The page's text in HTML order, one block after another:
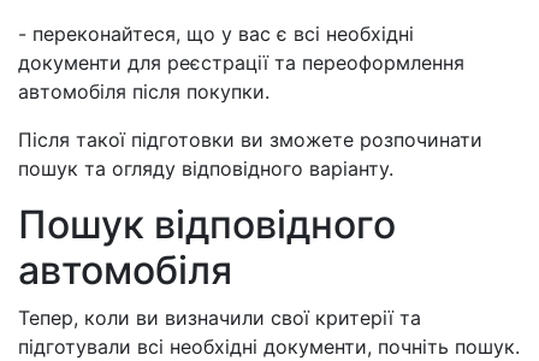
- переконайтеся, що у вас є всі необхідні
документи для реєстрації та переоформлення
автомобіля після покупки.
Після такої підготовки ви зможете розпочинати
пошук та огляду відповідного варіанту.
Пошук відповідного
автомобіля
Тепер, коли ви визначили свої критерії та
підготували всі необхідні документи, почніть пошук.